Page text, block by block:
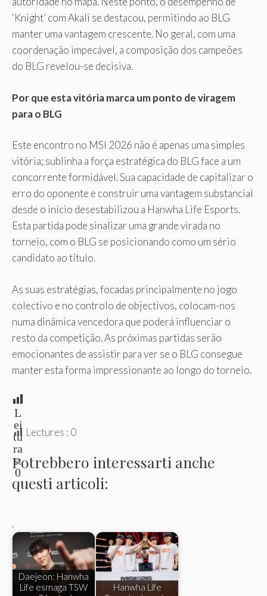
‘Knight’ com Akali se destacou, permitindo ao BLG
manter uma vantagem crescente. No geral, com uma
coordenação impecável, a composição dos campeões
do BLG revelou-se decisiva.
Por que esta vitória marca um ponto de viragem
para o BLG
Este encontro no MSI 2026 não é apenas uma simples
vitória; sublinha a força estratégica do BLG face a um
concorrente formidável. Sua capacidade de capitalizar o
erro do oponente e construir uma vantagem substancial
desde o início desestabilizou a Hanwha Life Esports.
Esta partida pode sinalizar uma grande virada no
torneio, com o BLG se posicionando como um sério
candidato ao título.
As suas estratégias, focadas principalmente no jogo
colectivo e no controlo de objectivos, colocam-nos
numa dinâmica vencedora que poderá influenciar o
resto da competição. As próximas partidas serão
emocionantes de assistir para ver se o BLG consegue
manter esta forma impressionante ao longo do torneio.
L
ei
tu
ra
s:
0
Lectures : 0
Potrebbero interessarti anche
questi articoli:
.
Daejeon: Hanwha
Life esmaga TSW
Hanwha Life